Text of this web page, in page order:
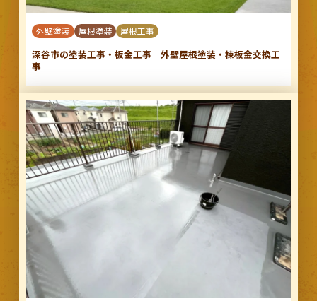
外壁塗装 屋根塗装 屋根工事
深谷市の塗装工事・板金工事｜外壁屋根塗装・棟板金交換工
事